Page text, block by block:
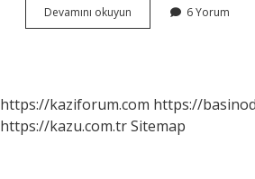
Devamını okuyun
Hamursuz
6 Yorum
https://kaziforum.com https://
https://kazu.com.trSitemap